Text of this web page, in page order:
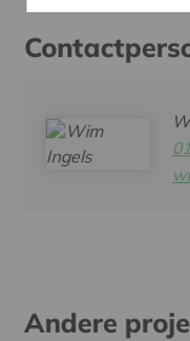
Andere